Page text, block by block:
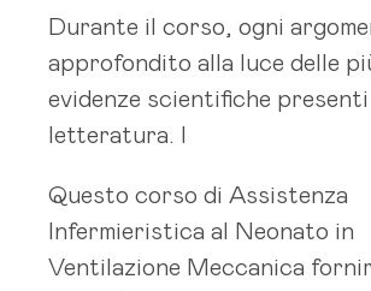
Durante il corso, ogni
approfondito alla luce delle
evidenze scientifiche
letteratura. I
Questo corso di Assistenza
Infermieristica al Neonato in
Ventilazione Meccanica